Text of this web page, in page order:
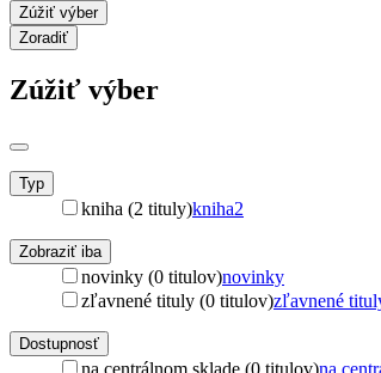
Zúžiť výber
Zoradiť
Zúžiť výber
Typ
kniha (2 tituly)kniha2
Zobraziť iba
novinky (0 titulov)novinky
zľavnené tituly (0 titulov)zľavnené
Dostupnosť
na centrálnom sklade (0 titulov)na